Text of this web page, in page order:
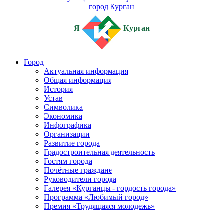
город Курган
Я Курган
Город
Актуальная информация
Общая информация
История
Устав
Символика
Экономика
Инфографика
Организации
Развитие города
Градостроительная деятельность
Гостям города
Почётные граждане
Руководители города
Галерея «Курганцы - гордость города»
Программа «Любимый город»
Премия «Трудящаяся молодежь»